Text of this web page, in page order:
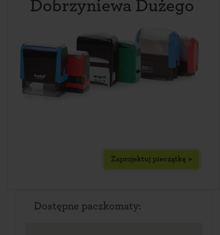
Dobrzyniewa Dużego
Zaprojektuj pieczątkę »
Dostępne paczkomaty: